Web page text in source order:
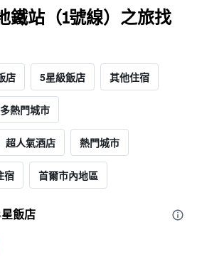
鐵站（1號線）之旅找
店 5星級飯店 其他住宿
熱門城市
超人氣酒店 熱門城市
宿 首爾市內地區
飯店